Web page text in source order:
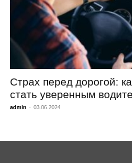
Страх перед дорогой:
стать уверенным
admin - 03.06.2024